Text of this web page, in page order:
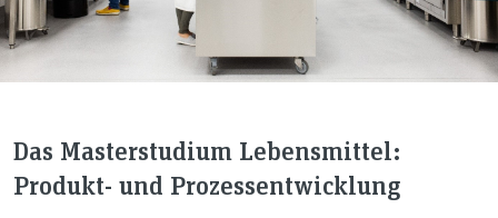
Das Masterstudium Lebensmittel:
Produkt- und Prozessentwicklung